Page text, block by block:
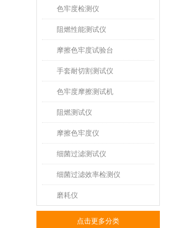
色牢度检测仪
阻燃性能测试仪
摩擦色牢度试验台
手套耐切割测试仪
色牢度摩擦测试机
阻燃测试仪
摩擦色牢度仪
细菌过滤测试仪
细菌过滤效率检测仪
磨耗仪
点击更多分类